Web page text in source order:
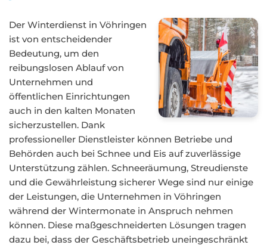
Der Winterdienst in Vöhringen
ist von entscheidender
Bedeutung, um den
reibungslosen Ablauf von
Unternehmen und
öffentlichen Einrichtungen
auch in den kalten Monaten
sicherzustellen. Dank
professioneller Dienstleister können Betriebe und
Behörden auch bei Schnee und Eis auf zuverlässige
Unterstützung zählen. Schneeräumung, Streudienste
und die Gewährleistung sicherer Wege sind nur einige
der Leistungen, die Unternehmen in Vöhringen
während der Wintermonate in Anspruch nehmen
können. Diese maßgeschneiderten Lösungen tragen
dazu bei, dass der Geschäftsbetrieb uneingeschränkt